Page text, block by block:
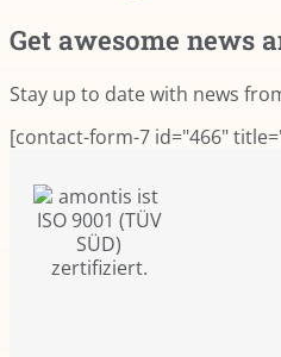
Get awesome news
Stay up to date with news
[contact-form-7 id="466"